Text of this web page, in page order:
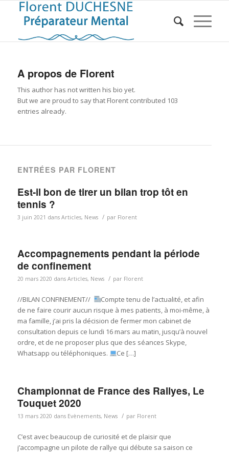
A propos de Florent
This author has not written his bio yet.
But we are proud to say that Florentcontributed 103
entries already.
ENTRÉES PAR FLORENT
Est-il bon de tirer un bilan trop tôt en
tennis ?
3 juin 2021 dans Articles, News / par Florent
Accompagnements pendant la période
de confinement
20 mars 2020 dans Articles, News / par Florent
//BILAN CONFINEMENT//
Compte tenu de l’actualité, et afin
de ne faire courir aucun risque à mes patients, à moi-même, à
ma famille, j’ai pris la décision de fermer mon cabinet de
consultation depuis ce lundi 16 mars au matin, jusqu’à nouvel
ordre, et de ne proposer plus que des séances Skype,
Whatsapp ou téléphoniques.
Ce […]
Championnat de France des Rallyes, Le
Touquet 2020
13 mars 2020 dans Evènements, News / par Florent
C’est avec beaucoup de curiosité et de plaisir que
j’accompagne un pilote de rallye qui débute sa saison ce